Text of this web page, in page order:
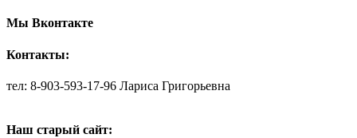
Мы Вконтакте
Контакты:
тел: 8-903-593-17-96 Лариса Григорьевна
Наш старый сайт: